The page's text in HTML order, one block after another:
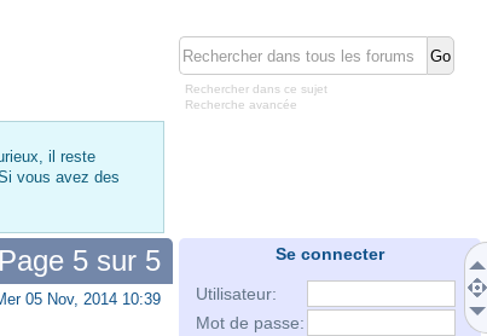
Rechercher dans ce sujet
Recherche avancée
il reste
vous avez des
Se connecter
Utilisateur:
Mot de passe:
Page 5 sur 5
05 Nov, 2014 10:39